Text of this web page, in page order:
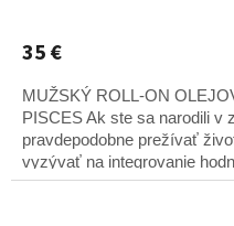
35 €
MUŽSKÝ ROLL-ON
PISCES Ak ste sa narodili v
pravdepodobne prežívať
vyzývať na integrovanie